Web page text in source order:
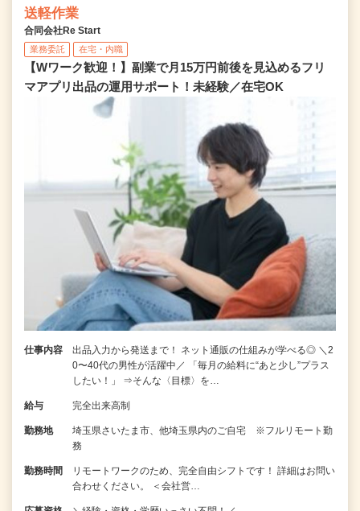
送軽作業
合同会社Re Start
業務委託 在宅・内職
【Wワーク歓迎！】副業で月15万円前後を見込めるフリ
マアプリ出品の運用サポート！未経験／在宅OK
仕事内容
出品入力から発送まで！ ネット通販の仕組みが学べる◎ ＼2
0〜40代の男性が活躍中／ 「毎月の給料に“あと少し”プラス
したい！」 ⇒そんな〈目標〉を…
給与 完全出来高制
勤務地
埼玉県さいたま市、他埼玉県内のご自宅 ※フルリモート勤
務
勤務時間
リモートワークのため、完全自由シフトです！ 詳細はお問い
合わせください。 ＜会社営…